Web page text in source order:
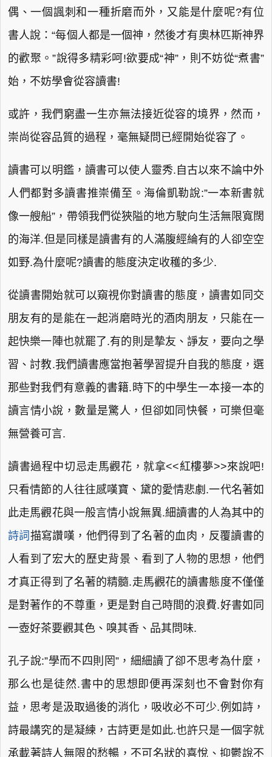
偶、一個諷刺和一種折磨而外，又能是什麼呢?有位
書人說：“每個人都是一個神，然後才有奧林匹斯神界
的歡聚。”說得多精彩呵!欲要成“神”，則不妨從“煮書”
始，不妨學會從容讀書!
或許，我們窮盡一生亦無法接近從容的境界，然而，
崇尚從容品質的過程，毫無疑問已經開始從容了。
讀書可以明鑑，讀書可以使人靈秀.自古以來不論中外
人們都對多讀書推崇備至。海倫凱勒說:”一本新書就
像一艘船”，帶領我們從狹隘的地方駛向生活無限寬闊
的海洋.但是同樣是讀書有的人滿腹經綸有的人卻空空
如野.為什麼呢?讀書的態度決定收穫的多少.
從讀書開始就可以窺視你對讀書的態度，讀書如同交
朋友有的是能在一起消磨時光的酒肉朋友，只能在一
起快樂一陣也就罷了.有的則是摯友、諍友，要向之學
習、討教.我們讀書應當抱著學習提升自我的態度，選
那些對我們有意義的書籍.時下的中學生一本接一本的
讀言情小說，數量是驚人，但卻如同快餐，可樂但毫
無營養可言.
讀書過程中切忌走馬觀花，就拿<<紅樓夢>>來說吧!
只看情節的人往往感嘆寶、黛的愛情悲劇.一代名著如
此走馬觀花與一般言情小說無異.細讀書的人為其中的
詩詞 描寫讚嘆，他們得到了名著的血肉，反覆讀書的
人看到了宏大的歷史背景、看到了人物的思想，他們
才真正得到了名著的精髓.走馬觀花的讀書態度不僅僅
是對著作的不尊重，更是對自己時間的浪費.好書如同
一壺好茶要觀其色、嗅其香、品其問味.
孔子說:”學而不四則罔”，細細讀了卻不思考為什麼，
那么也是徒然.書中的思想即便再深刻也不會對你有
益，思考是汲取過後的消化，吸收必不可少.例如詩，
詩最講究的是凝練，古詩更是如此.也許只是一個字就
承載著詩人無限的愁暢，不可名狀的喜悅、抑鬱說不